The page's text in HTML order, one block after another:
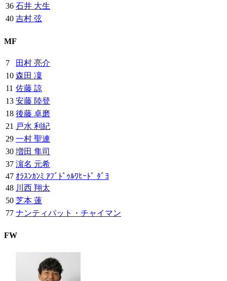
36 石井 大生
40 吉村 弦
MF
7
田村 亮介
10 森田 凜
11 佐藤 諒
13 安藤 陸登
18 後藤 卓磨
21 戸水 利紀
29 一村 聖連
30 増田 隼司
37 濵名 元希
47 ｵﾗｽﾝｶﾝﾐ ｱﾌﾞﾄﾞｩﾙﾜﾋｰﾄﾞ ﾀﾞﾖ
48 川西 翔太
50 芝本 蓮
77 ナンティパット・チャイマン
FW